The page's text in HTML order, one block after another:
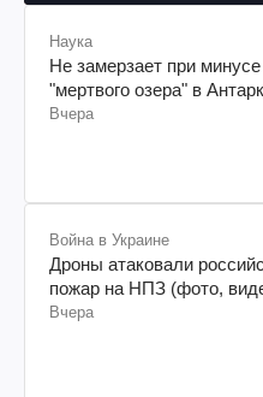
Наука
Не замерзает при
"мертвого озера" в
Вчера
Война в Украине
Дроны атаковали
пожар на НПЗ (фото,
Вчера